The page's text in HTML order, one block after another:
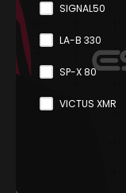
SIGNAL50
LA-B 330
SP-X 80
VICTUS XMR